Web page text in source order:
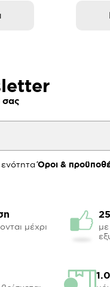
σας
ενότηταΌροι &
μέχρι